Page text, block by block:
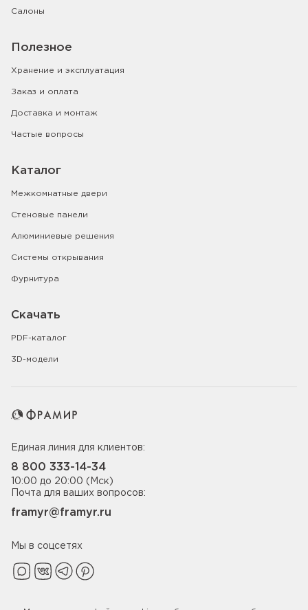
Салоны
Полезное
Хранение и эксплуатация
Заказ и оплата
Доставка и монтаж
Частые вопросы
Каталог
Межкомнатные двери
Стеновые панели
Алюминиевые решения
Системы открывания
Фурнитура
Скачать
PDF-каталог
3D-модели
Единая линия для клиентов:
8 800 333-14-34
10:00 до 20:00 (Мск)
Почта для ваших вопросов:
framyr@framyr.ru
Мы в соцсетях